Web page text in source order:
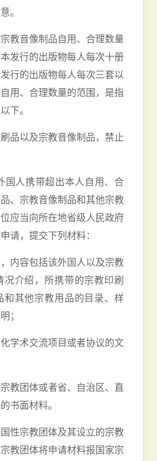
。
教音像制品自用、合理数量
发行的出版物每人每次十册
发行的出版物每人每次三套以
用、合理数量的范围，是指
下。
品以及宗教音像制品，禁止
国人携带超出本人自用、合
、宗教音像制品和其他宗教
应当向所在地省级人民政府
请，提交下列材料：
，内容包括该外国人以及宗教
况介绍，所携带的宗教印刷
和其他宗教用品的目录、样
；
化学术交流项目或者协议的文
宗教团体或者省、自治区、直
书面材料。
性宗教团体及其设立的宗教
教团体将申请材料报国家宗